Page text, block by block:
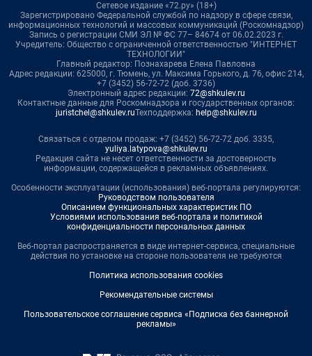
Сетевое издание «72.ру» (18+)
Зарегистрировано Федеральной службой по надзору в сфере связи,
информационных технологий и массовых коммуникаций (Роскомнадзор)
Запись о регистрации СМИ ЭЛ № ФС 77– 84674 от 06.02.2023 г.
Учредитель: Общество с ограниченной ответственностью "ИНТЕРНЕТ
ТЕХНОЛОГИИ"
Главный редактор: Познахарева Елена Павловна
Адрес редакции: 625000, г. Тюмень, ул. Максима Горького, д. 76, офис 214,
+7 (3452) 56-72-72 (доб. 3736)
Электронный адрес редакции: 72@shkulev.ru
Контактные данные для Роскомнадзора и государственных органов:
juristchel@shkulev.ruТехподдержка: help@shkulev.ru
Связаться с отделом продаж: +7 (3452) 56-72-72 доб. 3335,
yuliya.latypova@shkulev.ru
Редакция сайта не несет ответственности за достоверность
информации, содержащейся в рекламных объявлениях.
Особенности эксплуатации (использования) веб-портала регулируются:
Руководством пользователя
Описанием функциональных характеристик ПО
Условиями использования веб-портала и политикой
конфиденциальности персональных данных
Веб-портал распространяется в виде интернет-сервиса, специальные
действия по установке на стороне пользователя не требуются
Политика использования cookies
Рекомендательные системы
Пользовательское соглашение сервиса «Подписка без баннерной
рекламы»